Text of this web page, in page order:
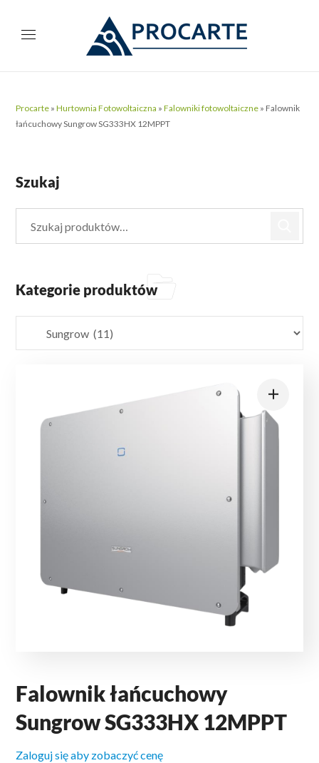
Procarte »Hurtownia Fotowoltaiczna »Falowniki fotowoltaiczne » Falownik
łańcuchowy Sungrow SG333HX 12MPPT
Falownik łańcuchowy
Sungrow SG333HX 12MPPT
Zaloguj się aby zobaczyć cenę
Szukaj
Kategorie produktów